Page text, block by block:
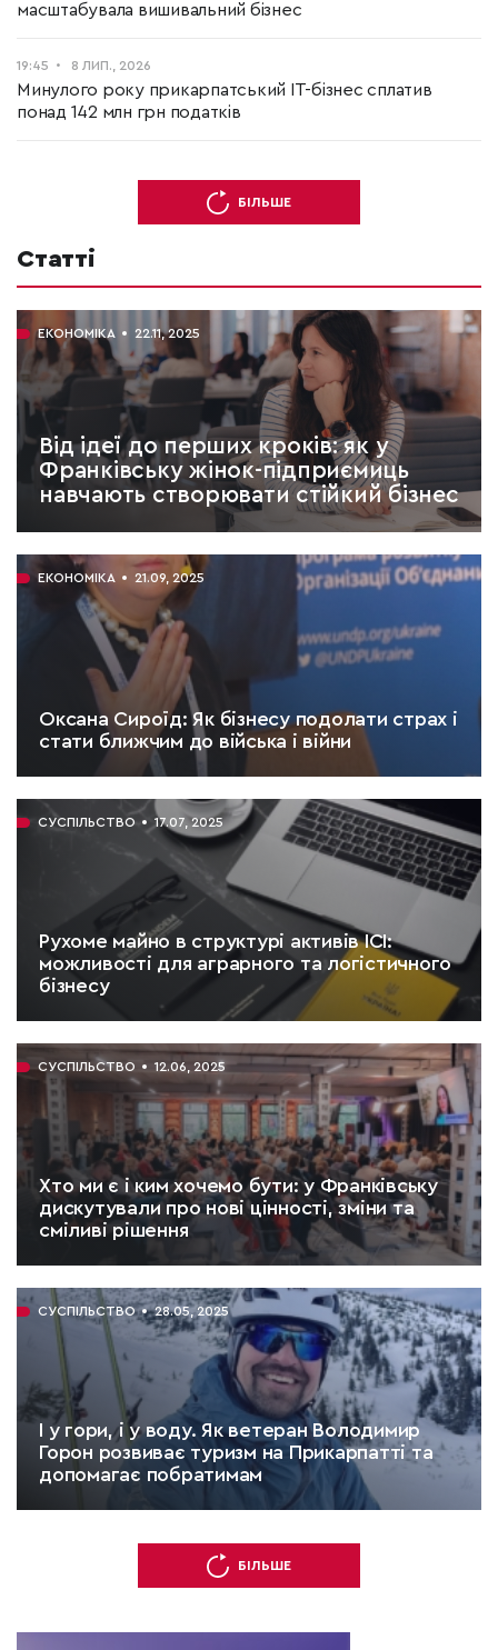
масштабувала вишивальний бізнес
19:45 8 ЛИП., 2026
Минулого року прикарпатський ІТ-бізнес сплатив
понад 142 млн грн податків
БІЛЬШЕ
Статті
ЕКОНОМІКА 22.11, 2025
Від ідеї до перших кроків: як у
Франківську жінок-підприємиць
навчають створювати стійкий бізнес
ЧИТАТИ:
11 хв.
ЕКОНОМІКА
21.09, 2025
Оксана Сироїд: Як бізнесу подолати страх і
стати ближчим до війська і війни
ЧИТАТИ:
16 хв.
СУСПІЛЬСТВО
17.07, 2025
Рухоме майно в структурі активів ІСІ:
можливості для аграрного та логістичного
бізнесу
ЧИТАТИ:
6 хв.
СУСПІЛЬСТВО
12.06, 2025
Хто ми є і ким хочемо бути: у Франківську
дискутували про нові цінності, зміни та
сміливі рішення
ЧИТАТИ:
12 хв.
СУСПІЛЬСТВО
28.05, 2025
І у гори, і у воду. Як ветеран Володимир
Горон розвиває туризм на Прикарпатті та
допомагає побратимам
БІЛЬШЕ